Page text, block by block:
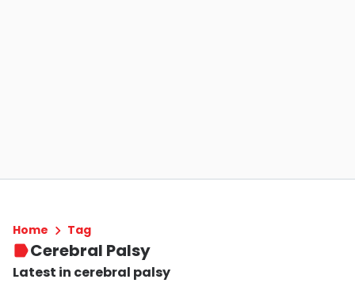
Home Tag
Cerebral Palsy
Latest in cerebral palsy